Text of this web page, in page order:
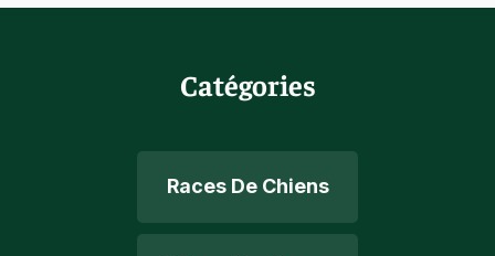
Catégories
Races De Chiens